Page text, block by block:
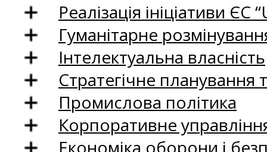
Реалізація ініціативи ЄС
Гуманітарне
Інтелектуальна власність
Стратегічне
Промислова політика
Корпоративне
Економіка оборони і